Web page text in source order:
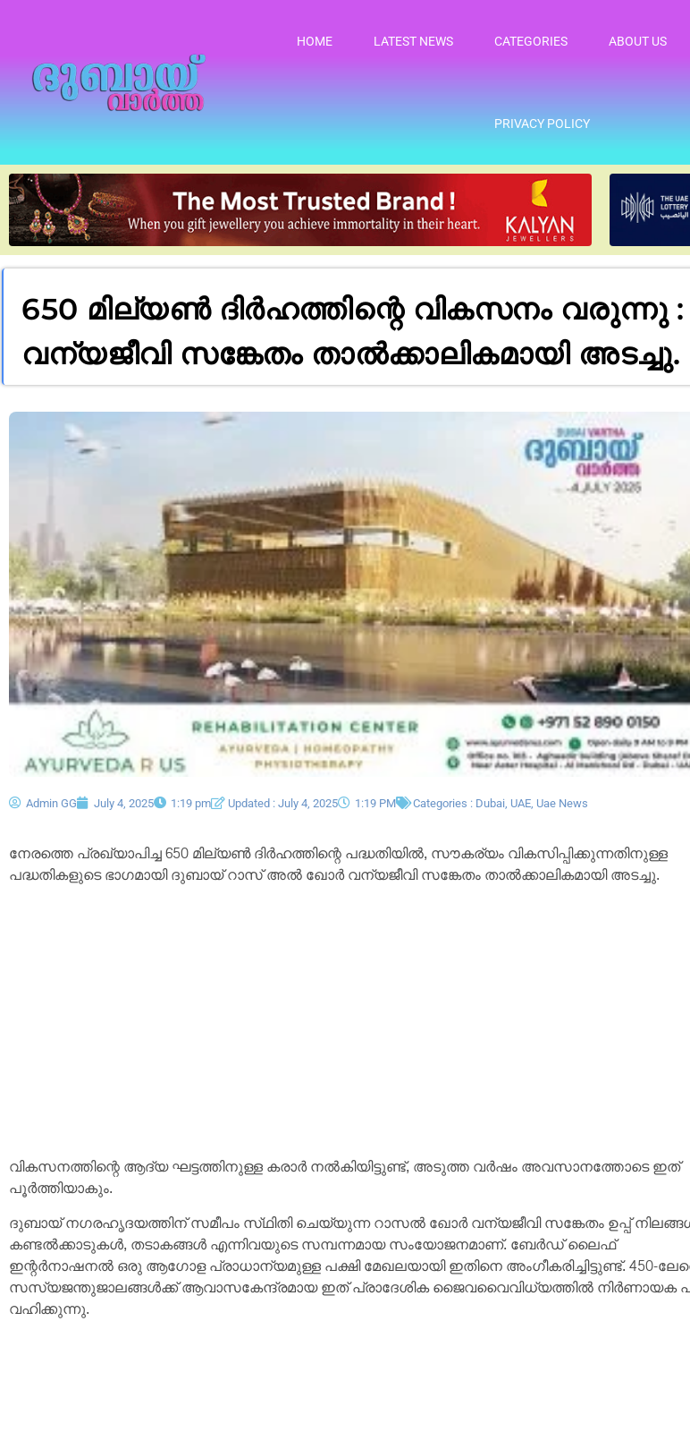
HOME LATEST NEWS CATEGORIES ABOUT US
PRIVACY POLICY
650 മില്യൺ ദിർഹത്തിന്റെ വികസനം
വന്യജീവി സങ്കേതം താൽക്കാലികമായി അടച്ചു.
Admin GG July 4, 2025 1:19 pm Updated : July 4, 2025 1:19 PM Categories : Dubai UAE Uae News
നേരത്തെ പ്രഖ്യാപിച്ച 650 മില്യൺ ദിർഹത്തിന്റെ പദ്ധതിയിൽ, സൗകര്യം വികസിപ്പിക്കുന്നതിനുള്ള
പദ്ധതികളുടെ ഭാഗമായി ദുബായ് റാസ് അൽ ഖോർ വന്യജീവി സങ്കേതം താൽക്കാലികമായി അടച്ചു.
വികസനത്തിന്റെ ആദ്യ ഘട്ടത്തിനുള്ള കരാർ നൽകിയിട്ടുണ്ട്, അടുത്ത വർഷം അവസാനത്തോടെ ഇത്
പൂർത്തിയാകും.
ദുബായ് നഗരഹൃദയത്തിന് സമീപം സ്‌ഥിതി ചെയ്യുന്ന റാസൽ ഖോർ വന്യജീവി സങ്കേതം ഉപ്പ്
കണ്ടൽക്കാടുകൾ, തടാകങ്ങൾ എന്നിവയുടെ സമ്പന്നമായ സംയോജനമാണ്. ബേർഡ് ലൈഫ്
ഇന്റർനാഷനൽ ഒരു ആഗോള പ്രാധാന്യമുള്ള പക്ഷി മേഖലയായി ഇതിനെ അംഗീകരിച്ചിട്ടുണ്ട്. 450-
സസ്യജന്തുജാലങ്ങൾക്ക് ആവാസകേന്ദ്രമായ ഇത് പ്രാദേശിക ജൈവവൈവിധ്യത്തിൽ നിർണായക
വഹിക്കുന്നു.